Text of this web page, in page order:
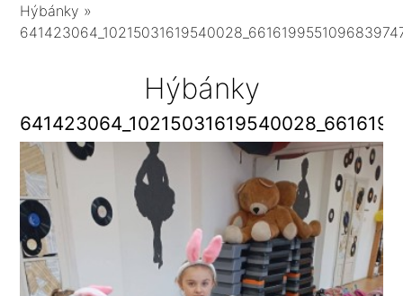
Hýbánky »
Hýbánky